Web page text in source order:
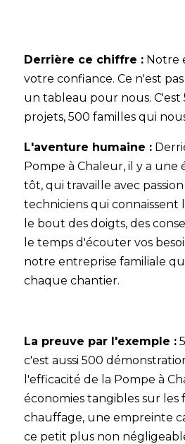
Derrière ce chiffre :Notre
votre confiance. Ce n'est
un tableau pour nous. C'est
projets, 500 familles qui
L'aventure humaine :
Pompe à Chaleur, il y a une
tôt, qui travaille avec
techniciens qui connaissent
le bout des doigts, des
le temps d'écouter vos
notre entreprise familiale
chaque chantier.
La preuve par l'exemple :
c'est aussi 500
l'efficacité de la Pompe à
économies tangibles sur les
chauffage, une empreinte
ce petit plus non